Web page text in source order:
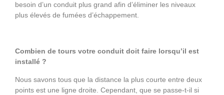
besoin d’un conduit plus grand afin d’éliminer les niveaux
plus élevés de fumées d’échappement.
Combien de tours votre conduit doit faire lorsqu’il est
installé ?
Nous savons tous que la distance la plus courte entre deux
points est une ligne droite. Cependant, que se passe-t-il si